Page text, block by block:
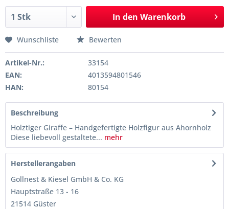
In den Warenkorb
Wunschliste Bewerten
Artikel-Nr.:
33154
EAN:
4013594801546
HAN:
80154
Beschreibung
Holztiger Giraffe – Handgefertigte Holzfigur aus Ahornholz
Diese liebevoll gestaltete... mehr
Herstellerangaben
Gollnest & Kiesel GmbH & Co. KG
Hauptstraße 13 - 16
21514 Güster